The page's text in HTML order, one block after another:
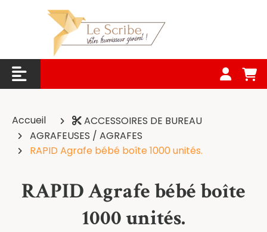
Accueil
ACCESSOIRES DE BUREAU
AGRAFEUSES / AGRAFES
RAPID Agrafe bébé boîte 1000 unités.
RAPID Agrafe bébé boîte
1000 unités.